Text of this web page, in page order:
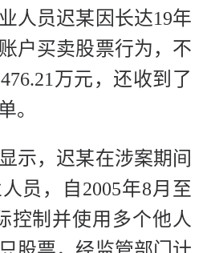
人员迟某因长达19年
户买卖股票行为，不
万元，还收到了
。
示，迟某在涉案期间
员，自2005年8月至
控制并使用多个他人